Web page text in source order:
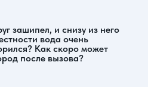
зашипел, и снизу из него
вода очень
Как скоро может
после вызова?